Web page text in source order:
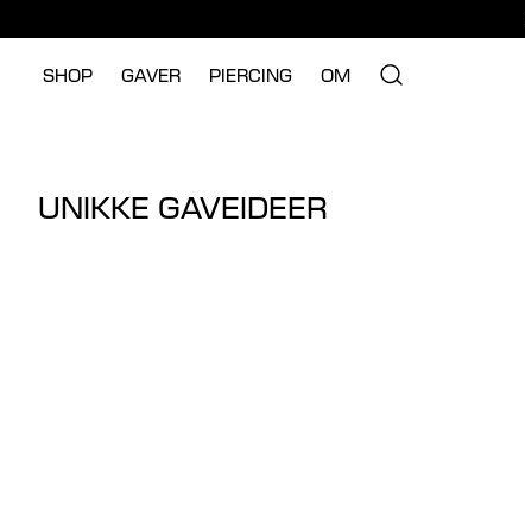
SHOP GAVER PIERCING OM
UNIKKE GAVEIDEER